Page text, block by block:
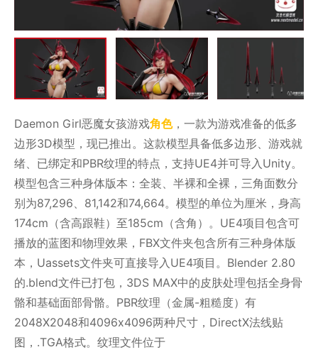
Daemon Girl恶魔女孩游戏角色，一款为游戏准备的低多
边形3D模型，现已推出。这款模型具备低多边形、游戏就
绪、已绑定和PBR纹理的特点，支持UE4并可导入Unity。
模型包含三种身体版本：全装、半裸和全裸，三角面数分
别为87,296、81,142和74,664。模型的单位为厘米，身高
174cm（含高跟鞋）至185cm（含角）。UE4项目包含可
播放的蓝图和物理效果，FBX文件夹包含所有三种身体版
本，Uassets文件夹可直接导入UE4项目。Blender 2.80
的.blend文件已打包，3DS MAX中的皮肤处理包括全身骨
骼和基础面部骨骼。PBR纹理（金属-粗糙度）有
2048X2048和4096x4096两种尺寸，DirectX法线贴
图，.TGA格式。纹理文件位于